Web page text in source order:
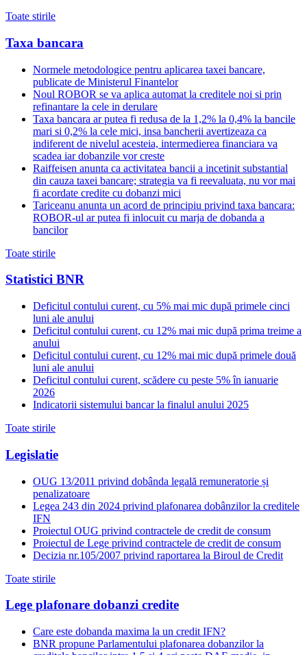
Toate stirile
Taxa bancara
Normele metodologice pentru aplicarea taxei bancare,
publicate de Ministerul Finantelor
Noul ROBOR se va aplica automat la creditele noi si prin
refinantare la cele in derulare
Taxa bancara ar putea fi redusa de la 1,2% la 0,4% la bancile
mari si 0,2% la cele mici, insa bancherii avertizeaza ca
indiferent de nivelul acesteia, intermedierea financiara va
scadea iar dobanzile vor creste
Raiffeisen anunta ca activitatea bancii a incetinit substantial
din cauza taxei bancare; strategia va fi reevaluata, nu vor mai
fi acordate credite cu dobanzi mici
Tariceanu anunta un acord de principiu privind taxa bancara:
ROBOR-ul ar putea fi inlocuit cu marja de dobanda a
bancilor
Toate stirile
Statistici BNR
Deficitul contului curent, cu 5% mai mic după primele cinci
luni ale anului
Deficitul contului curent, cu 12% mai mic după prima treime a
anului
Deficitul contului curent, cu 12% mai mic după primele două
luni ale anului
Deficitul contului curent, scădere cu peste 5% în ianuarie
2026
Indicatorii sistemului bancar la finalul anului 2025
Toate stirile
Legislatie
OUG 13/2011 privind dobânda legală remuneratorie și
penalizatoare
Legea 243 din 2024 privind plafonarea dobânzilor la creditele
IFN
Proiectul OUG privind contractele de credit de consum
Proiectul de Lege privind contractele de credit de consum
Decizia nr.105/2007 privind raportarea la Biroul de Credit
Toate stirile
Lege plafonare dobanzi credite
Care este dobanda maxima la un credit IFN?
BNR propune Parlamentului plafonarea dobanzilor la